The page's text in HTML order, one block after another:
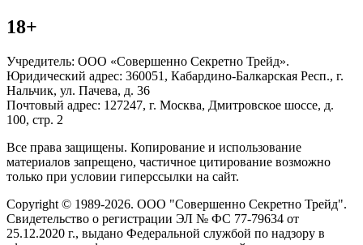
18+
Учредитель: ООО «Совершенно Секретно Трейд».
Юридический адрес: 360051, Кабардино-Балкарская Респ., г.
Нальчик, ул. Пачева, д. 36
Почтовый адрес: 127247, г. Москва, Дмитровское шоссе, д.
100, стр. 2
Все права защищены. Копирование и использование
материалов запрещено, частичное цитирование возможно
только при условии гиперссылки на сайт.
Copyright © 1989-2026. ООО "Совершенно Секретно Трейд".
Свидетельство о регистрации ЭЛ № ФС 77-79634 от
25.12.2020 г., выдано Федеральной службой по надзору в